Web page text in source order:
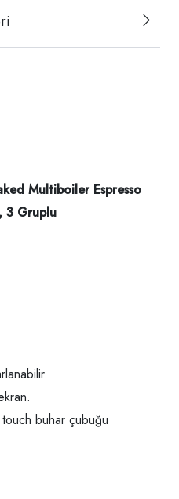
Multiboiler Espresso
3 Gruplu
buhar çubuğu